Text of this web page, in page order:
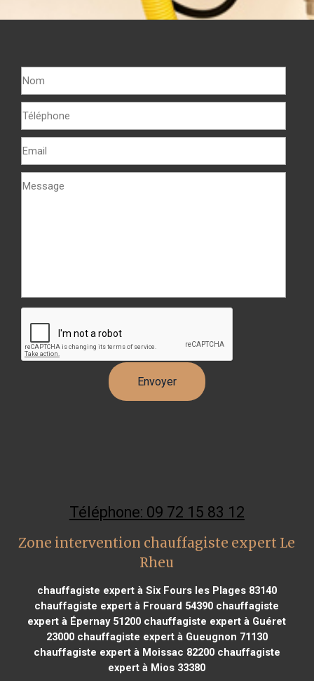
Téléphone: 09 72 15 83 12
Zone intervention chauffagiste expert Le
Rheu
chauffagiste expert à Six Fours les Plages 83140
chauffagiste expert à Frouard 54390 chauffagiste
expert à Épernay 51200 chauffagiste expert à Guéret
23000chauffagiste expert à Gueugnon 71130
chauffagiste expert à Moissac 82200chauffagiste
expert à Mios 33380